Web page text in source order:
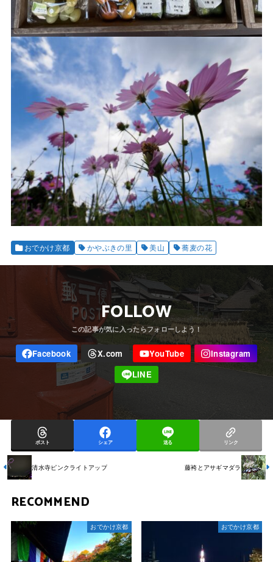
おでかけ京都 かやぶきの里 美山 蕎麦の花
FOLLOW
ポスト シェア 送る リンク
清水寺ピンクライトアップ 藤袴とアサギマダラ
RECOMMEND
おでかけ京都 おでかけ京都